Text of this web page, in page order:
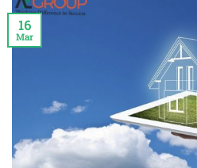
16
Mar